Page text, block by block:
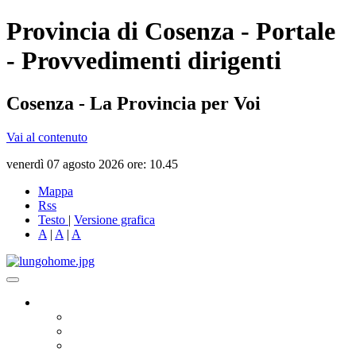
Provincia di Cosenza - Portale
- Provvedimenti dirigenti
Cosenza - La Provincia per Voi
Vai al contenuto
venerdì 07 agosto 2026 ore: 10.45
Mappa
Rss
Testo | Versione grafica
A | A | A